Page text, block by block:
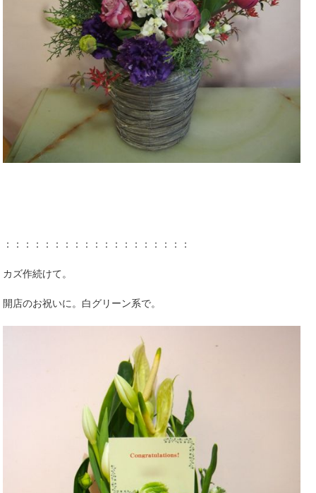
：：：：：：：：：：：：：：：：：：：
カズ作続けて。
開店のお祝いに。白グリーン系で。